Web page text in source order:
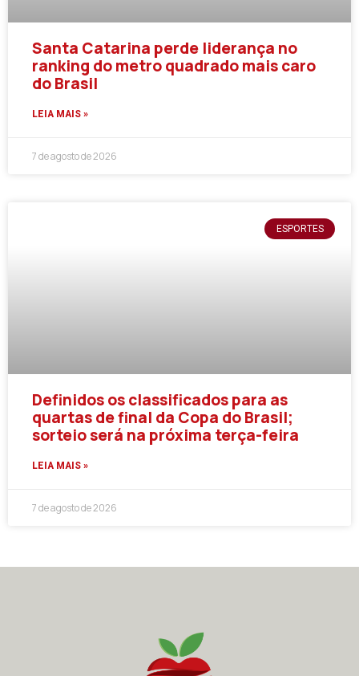
Santa Catarina perde liderança no
ranking do metro quadrado mais caro
do Brasil
LEIA MAIS »
7 de agosto de 2026
ESPORTES
Definidos os classificados para as
quartas de final da Copa do Brasil;
sorteio será na próxima terça-feira
LEIA MAIS »
7 de agosto de 2026